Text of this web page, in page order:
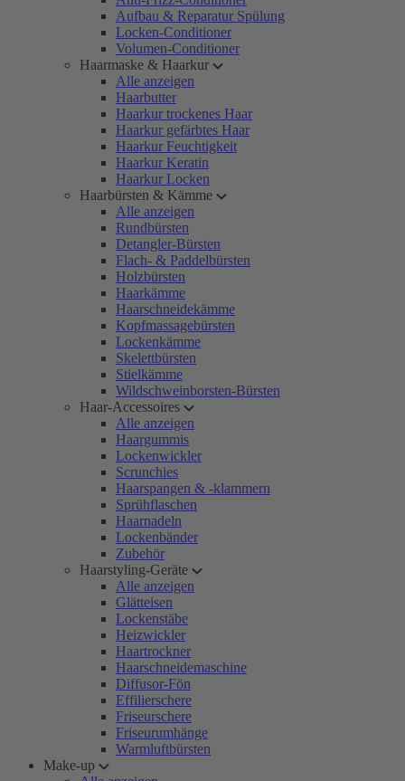
Aufbau & Reparatur Spülung
Locken-Conditioner
Volumen-Conditioner
Haarmaske & Haarkur
Alle anzeigen
Haarbutter
Haarkur trockenes Haar
Haarkur gefärbtes Haar
Haarkur Feuchtigkeit
Haarkur Keratin
Haarkur Locken
Haarbürsten & Kämme
Alle anzeigen
Rundbürsten
Detangler-Bürsten
Flach- & Paddelbürsten
Holzbürsten
Haarkämme
Haarschneidekämme
Kopfmassagebürsten
Lockenkämme
Skelettbürsten
Stielkämme
Wildschweinborsten-Bürsten
Haar-Accessoires
Alle anzeigen
Haargummis
Lockenwickler
Scrunchies
Haarspangen & -klammern
Sprühflaschen
Haarnadeln
Lockenbänder
Zubehör
Haarstyling-Geräte
Alle anzeigen
Glätteisen
Lockenstäbe
Heizwickler
Haartrockner
Haarschneidemaschine
Diffusor-Fön
Effilierschere
Friseurschere
Friseurumhänge
Warmluftbürsten
Make-up